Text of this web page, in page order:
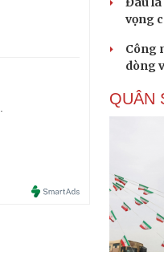
vọng
Công
dòng
QUÂN